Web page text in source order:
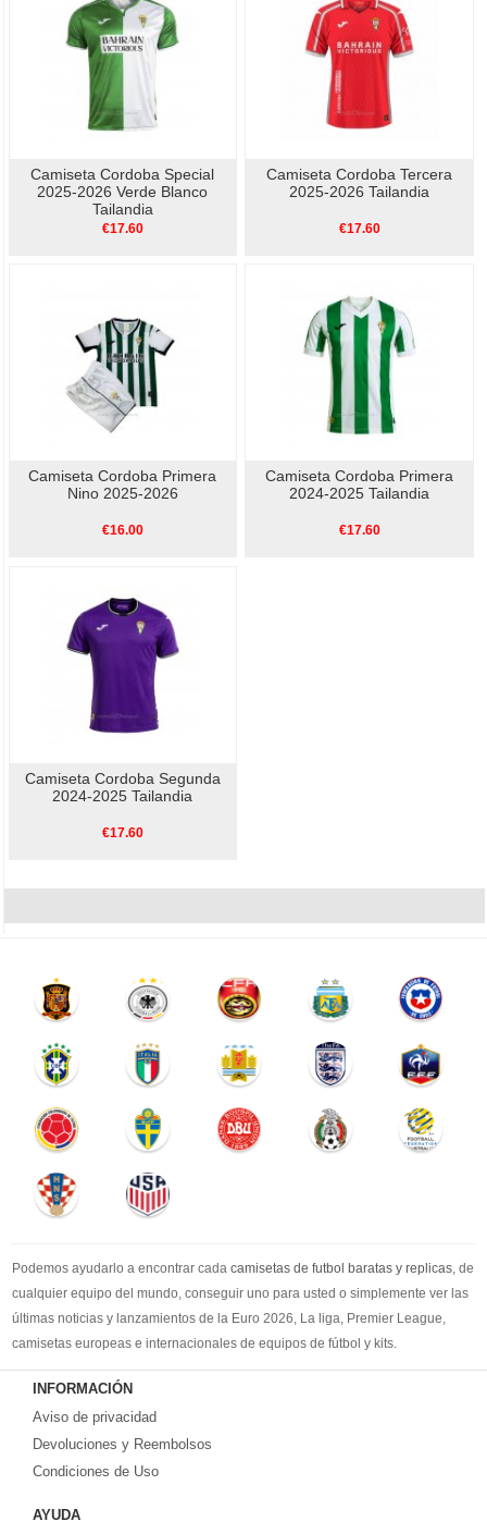
Camiseta Cordoba Special
2025-2026 Verde Blanco
Tailandia
€17.60
Camiseta Cordoba Tercera
2025-2026 Tailandia
€17.60
Camiseta Cordoba Primera
Nino 2025-2026
€16.00
Camiseta Cordoba Primera
2024-2025 Tailandia
€17.60
Camiseta Cordoba Segunda
2024-2025 Tailandia
€17.60
Podemos ayudarlo a encontrar cada camisetas de futbol baratas y replicas, de
cualquier equipo del mundo, conseguir uno para usted o simplemente ver las
últimas noticias y lanzamientos de la Euro 2026, La liga, Premier League,
camisetas europeas e internacionales de equipos de fútbol y kits.
Comprecamisetas de futbol baratasen la tienda deportiva más grande de
Europa. ¡Grandes ofertas en todas las camisetas del club de fútbol, ​​kits
europeos e internacionales, todo a los precios más bajos!
Compre nuestra gran selección de
equipaciones, camisetas y un portero a partir de €17.6. Diseños de fútbol
INFORMACIÓN
Aviso de privacidad
Devoluciones y Reembolsos
Condiciones de Uso
AYUDA